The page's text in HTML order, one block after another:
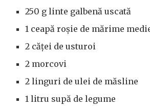
250 g linte galbenă uscată
1 ceapă roșie de mărime
2 căței de usturoi
2 morcovi
2 linguri de ulei de măsline
1 litru supă de legume